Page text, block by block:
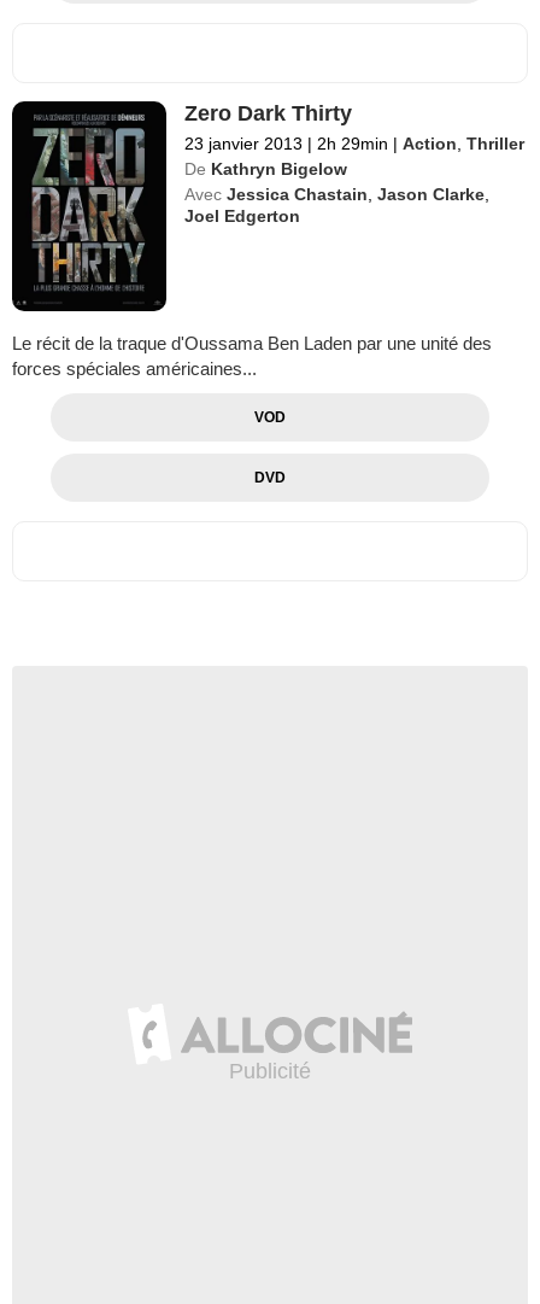
Zero Dark Thirty
23 janvier 2013 | 2h 29min | Action ,Thriller
De Kathryn Bigelow
Avec Jessica Chastain ,Jason Clarke
Joel Edgerton
Le récit de la traque d'Oussama Ben Laden par une unité des
forces spéciales américaines...
VOD
DVD